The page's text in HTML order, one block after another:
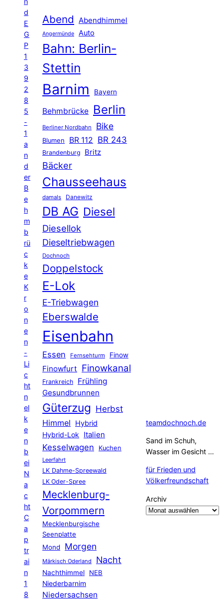
d
E
G
P
1
3
9
2
8
5
-
1
a
n
d
er
B
e
h
m
b
rü
c
k
e
K
r
o
n
e
n
-
Li
c
ht
n
el
k
e
n
b
ei
N
a
c
ht
C
a
p
tr
ai
n
1
8
Abend Abendhimmel
Angermünde Auto
Bahn: Berlin-
Stettin
Barnim Bayern
Behmbrücke Berlin
Berliner Nordbahn Bike
Blumen BR 112 BR 243
Brandenburg Britz
Bäcker
Chausseehaus
damals Danewitz
DB AG Diesel
Diesellok
Dieseltriebwagen
Dochnoch
Doppelstock
E-Lok
E-Triebwagen
Eberswalde
Eisenbahn
Essen Fernsehturm Finow
Finowfurt Finowkanal
Frankreich Frühling
Gesundbrunnen
Güterzug Herbst
Himmel
Hybrid
Hybrid-Lok Italien
Kesselwagen Kuchen
Leerfahrt
LK Dahme-Spreewald
LK Oder-Spree
Mecklenburg-
Vorpommern
Mecklenburgische
Seenplatte
Mond
Morgen
Märkisch Oderland Nacht
Nachthimmel
NEB
Niederbarnim
Niedersachsen
teamdochnoch.de
Sand im Schuh,
Wasser im Gesicht …
für Frieden und
Völkerfreundschaft
Archiv